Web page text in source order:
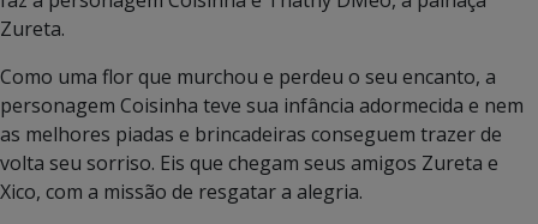
Zureta.
Como uma flor que murchou e perdeu o seu encanto, a
personagem Coisinha teve sua infância adormecida e nem
as melhores piadas e brincadeiras conseguem trazer de
volta seu sorriso. Eis que chegam seus amigos Zureta e
Xico, com a missão de resgatar a alegria.